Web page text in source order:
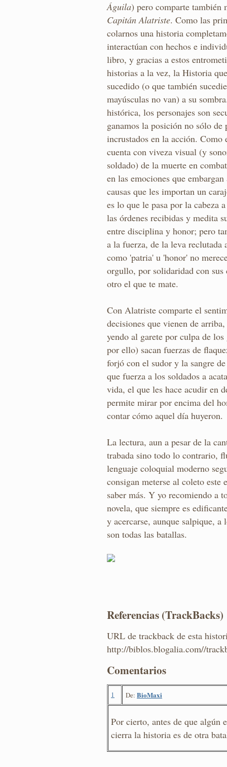
Águila) pero comparte también
Capitán Alatriste. Como las
colarnos una historia
interactúan con hechos e
libro, y gracias a estos
historias a la vez, la Historia
sucedido (o que también
mayúsculas no van) a su
histórica, los personajes son
ganamos la posición no sólo de
incrustados en la acción. Como
cuenta con viveza visual (y
soldado) de la muerte en
en las emociones que
causas que les importan un
es lo que le pasa por la cabeza
las órdenes recibidas y medita
entre disciplina y honor; pero
a la fuerza, de la leva reclutada
como 'patria' u 'honor' no
orgullo, por solidaridad con sus
otro el que te mate.
Con Alatriste comparte el
decisiones que vienen de
yendo al garete por culpa de
por ello) sacan fuerzas de
forjó con el sudor y la sangre
que fuerza a los soldados a
vida, el que les hace acudir en
permite mirar por encima del
contar cómo aquel día huyeron.
La lectura, aun a pesar de la
trabada sino todo lo contrario,
lenguaje coloquial moderno
consigan meterse al coleto
saber más. Y yo recomiendo a
novela, que siempre es
y acercarse, aunque salpique,
son todas las batallas.
Referencias (TrackBacks)
URL de trackback de esta
http://biblos.blogalia.com//
Comentarios
1 De: BioMaxi
Por cierto, antes de que algún
cierra la historia es de otra